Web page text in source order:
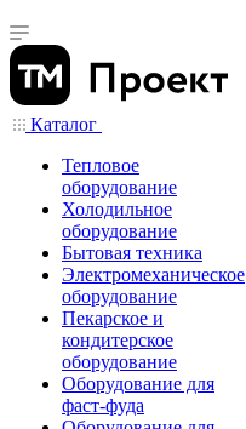
Каталог
Тепловое
оборудование
Холодильное
оборудование
Бытовая техника
Электромеханическое
оборудование
Пекарское и
кондитерское
оборудование
Оборудование для
фаст-фуда